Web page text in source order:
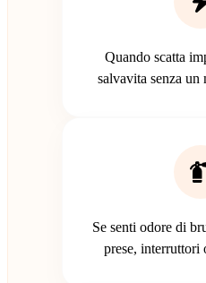
Quando scatta
salvavita senza un
Se senti odore di
prese, interruttori